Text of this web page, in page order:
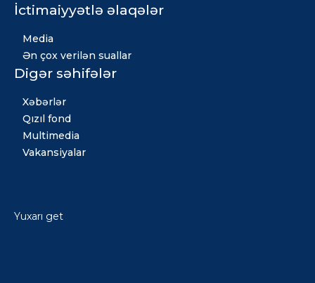
İctimaiyyətlə əlaqələr
Media
Ən çox verilən suallar
Digər səhifələr
Xəbərlər
Qızıl fond
Multimedia
Vakansiyalar
Yuxarı get